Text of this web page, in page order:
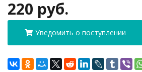
220 руб.
Уведомить о поступлении